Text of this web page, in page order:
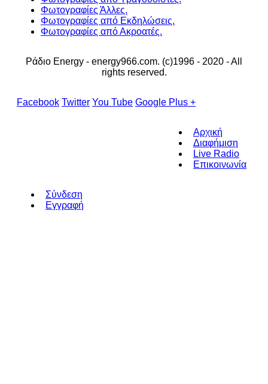
Φωτογραφίες Άλλες.
Φωτογραφίες από Εκδηλώσεις.
Φωτογραφίες από Ακροατές.
Ράδιο Energy - energy966.com. (c)1996 - 2020 - All
rights reserved.
Facebook Twitter You Tube Google Plus +
Αρχική
Διαφήμιση
Live Radio
Επικοινωνία
Σύνδεση
Εγγραφή